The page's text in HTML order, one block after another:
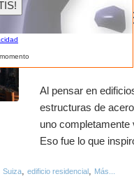
Bosque
Al pensar en
estructuras de
uno
Eso fue lo que
Suiza, edificio residencial, Más...